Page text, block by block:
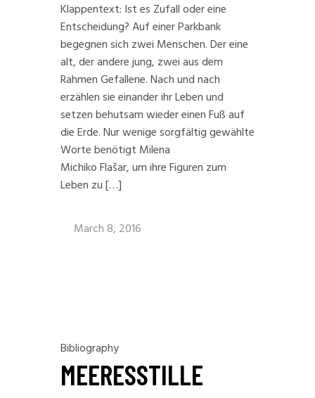
Klappentext: Ist es Zufall oder eine
Entscheidung? Auf einer Parkbank
begegnen sich zwei Menschen. Der eine
alt, der andere jung, zwei aus dem
Rahmen Gefallene. Nach und nach
erzählen sie einander ihr Leben und
setzen behutsam wieder einen Fuß auf
die Erde. Nur wenige sorgfältig gewählte
Worte benötigt Milena
Michiko Flašar, um ihre Figuren zum
Leben zu […]
March 8, 2016
Bibliography
MEERESSTILLE